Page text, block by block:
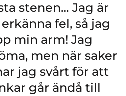
stenen… Jag är
fel, så jag
min arm! Jag
men när saker
jag svårt för att
går ändå till